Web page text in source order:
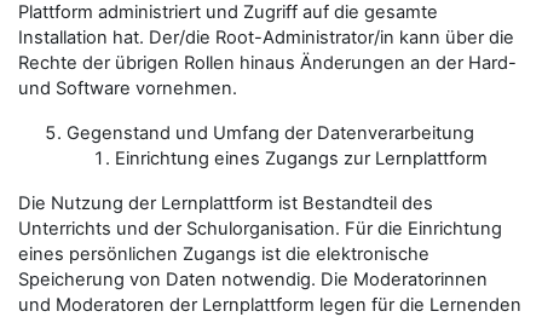
Plattform administriert und Zugriff auf die gesamte
Installation hat. Der/die Root-Administrator/in kann über die
Rechte der übrigen Rollen hinaus Änderungen an der Hard-
und Software vornehmen.
Gegenstand und Umfang der Datenverarbeitung
Einrichtung eines Zugangs zur Lernplattform
Die Nutzung der Lernplattform ist Bestandteil des
Unterrichts und der Schulorganisation. Für die Einrichtung
eines persönlichen Zugangs ist die elektronische
Speicherung von Daten notwendig. Die Moderatorinnen
und Moderatoren der Lernplattform legen für die Lernenden